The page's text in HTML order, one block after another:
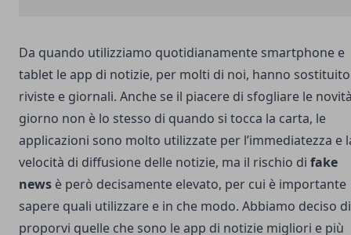
Da quando utilizziamo quotidianamente smartphone e
tablet le app di notizie, per molti di noi, hanno sostituito
riviste e giornali. Anche se il piacere di sfogliare le
giorno non è lo stesso di quando si tocca la carta, le
applicazioni sono molto utilizzate per l’immediatezza e
velocità di diffusione delle notizie, ma il rischio di fake
news è però decisamente elevato, per cui è importante
sapere quali utilizzare e in che modo. Abbiamo deciso di
proporvi quelle che sono le app di notizie migliori e più